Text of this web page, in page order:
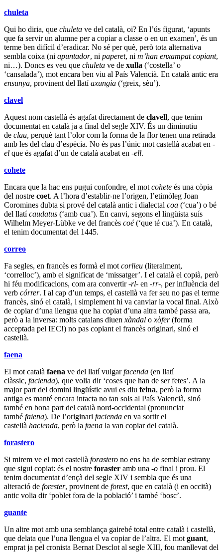
chuleta
Qui ho diria, que chuleta ve del català, oi? En l’ús figurat, ‘apunts
que fa servir un alumne per a copiar a classe o en un examen’, és un
terme ben difícil d’eradicar. No sé per què, però tota alternativa
sembla coixa (ni apuntador, ni paperet, ni m’han enxampat copiant,
ni…). Doncs es veu que chuleta ve de xulla (‘costella’ o
‘cansalada’), mot encara ben viu al País Valencià. En català antic era
ensunya, provinent del llatíaxungia (‘greix, sèu’).
clavel
Aquest nom castellà és agafat directament de clavell, que tenim
documentat en català ja a final del segle XIV. És un diminutiu
de clau, perquè tant l’olor com la forma de la flor tenen una retirada
amb les del clau d’espècia. No és pas l’únic mot castellà acabat en -
el que és agafat d’un de català acabat en -ell.
cohete
Encara que la hac ens pugui confondre, el mot cohete és una còpia
del nostre coet. A l’hora d’establir-ne l’origen, l’etimòleg Joan
Coromines dubta si prové del català antic i dialectal coa (‘cua’) o bé
del llatícaudatus (‘amb cua’). En canvi, segons el lingüista suís
Wilhelm Meyer-Lübke ve del francès coé(‘que té cua’). En català,
el tenim documentat del 1445.
correo
Fa segles, en francès es formà el mot corlieu (literalment,
‘correlloc’), amb el significat de ‘missatger’. I el català el copià, però
hi féu modificacions, com ara convertir-rl- en -rr-, per influència del
verb córrer. I al cap d’un temps, el castellà va fer seu no pas el terme
francès, sinó el català, i simplement hi va canviar la vocal final. Això
de copiar d’una llengua que ha copiat d’una altra també passa ara,
però a la inversa: molts catalans diuen xàndal o xòfer(forma
acceptada pel IEC!) no pas copiant el francès originari, sinó el
castellà.
faena
El mot català faena ve del llatí vulgarfacenda (en llatí
clàssic, facienda), que volia dir ‘coses que han de ser fetes’. A la
major part del domini lingüístic avui es diu feina, però la forma
antiga es manté encara intacta no tan sols al País Valencià, sinó
també en bona part del català nord-occidental (pronunciat
també faiena). De l’originari facienda en va sortir el
castellà hacienda, però la faena la van copiar del català.
forastero
Si mirem ve el mot castellà forastero no ens ha de semblar estrany
que sigui copiat: és el nostre foraster amb una -o final i prou. El
tenim documentat d’ençà del segle XIV i sembla que és una
alteració de forester, provinent de forest, que en català (i en occità)
antic volia dir ‘poblet fora de la població’ i també ‘bosc’.
guante
Un altre mot amb una semblança gairebé total entre català i castellà,
que delata que l’una llengua el va copiar de l’altra. El mot guant,
emprat ja pel cronista Bernat Desclot al segle XIII, fou manllevat del